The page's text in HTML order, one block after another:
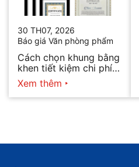
30 TH07, 2026
Báo giá Văn phòng phẩm
Cách chọn khung bằng
khen tiết kiệm chi phí
mà vẫn đẹp
Xem thêm